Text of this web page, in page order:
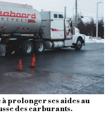
prolonger ses aides au
des carburants.